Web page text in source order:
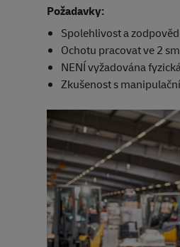
Požadavky:
Spolehlivost a
Ochotu pracovat ve 2
NENÍ vyžadována
Zkušenost s